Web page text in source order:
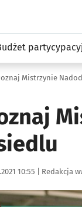
Mistrzynie
10:55 | Autor:
Redakcja
aby powiększyć